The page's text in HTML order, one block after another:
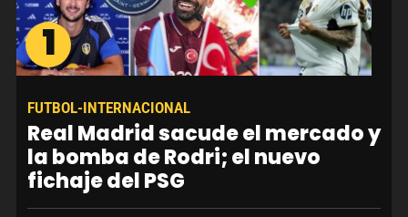
1
FUTBOL-INTERNACIONAL
Real Madrid sacude el mercado y
la bomba de Rodri; el nuevo
fichaje del PSG